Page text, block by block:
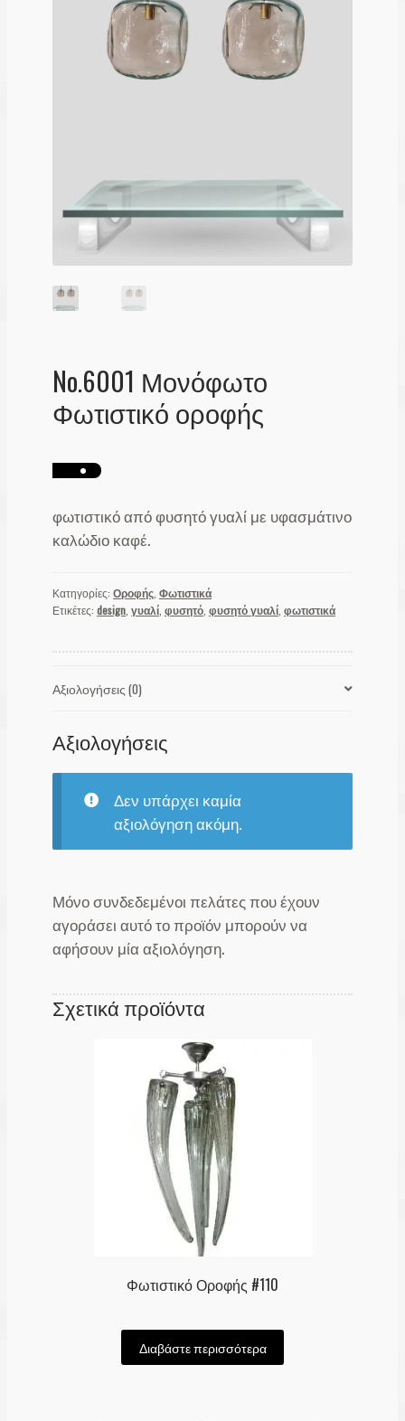
No.6001 Μονόφωτο
Φωτιστικό οροφής
φωτιστικό από φυσητό γυαλί με υφασμάτινο
καλώδιο καφέ.
Κατηγορίες:Οροφής ,Φωτιστικά
Ετικέτες:design ,γυαλί ,φυσητό ,φυσητό γυαλί ,φωτιστικά
Αξιολογήσεις (0)
Αξιολογήσεις
Δεν υπάρχει καμία
αξιολόγηση ακόμη.
Μόνο συνδεδεμένοι πελάτες που έχουν
αγοράσει αυτό το προϊόν μπορούν να
αφήσουν μία αξιολόγηση.
Σχετικά προϊόντα
Φωτιστικό Οροφής #110
Διαβάστε περισσότερα